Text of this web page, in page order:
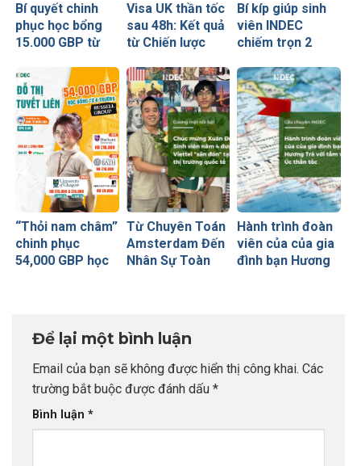
Bí quyết chinh
phục học bổng
15.000 GBP từ
Glasgow của nữ
sinh Ngoại
thương
Visa UK thần tốc
sau 48h: Kết quả
từ Chiến lược
hổng
Bí kíp giúp sinh
viên INDEC
chiếm trọn 2
học bổng toàn
thế giới từ
University of
Glasgow
(Russell Group)
“Thỏi nam châm”
chinh phục
54,000 GBP học
Từ Chuyên Toán
Amsterdam Đến
Nhân Sự Toàn
Tạo Nên Thành
Công Vượt Bậc
Hành trình đoàn
viên của của gia
đình bạn Hương
Để lại một bình luận
Email của bạn sẽ không được hiển thị công khai. Các
trường bắt buộc được đánh dấu *
Bình luận *